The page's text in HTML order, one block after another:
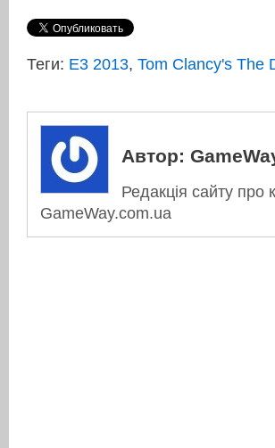
Теги: E3 2013, Tom Clancy's The
Автор:
Редакція сайту про
GameWay.com.ua